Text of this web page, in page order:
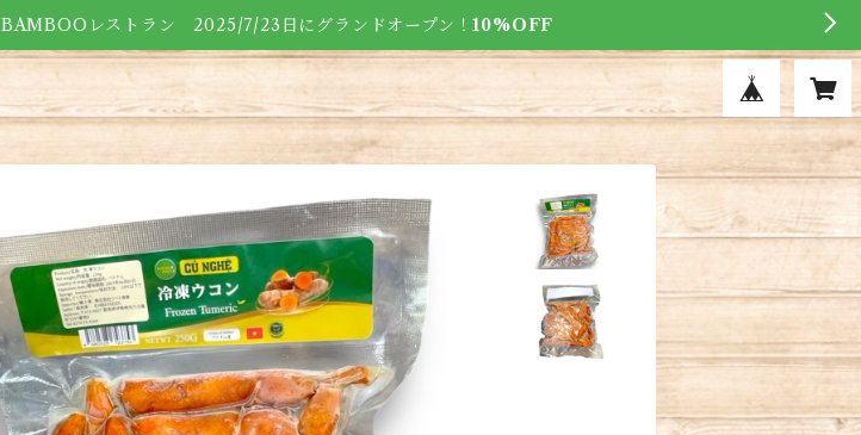
BAMBOOレストラン 2025/7/23日にグランドオープン！10%OFF